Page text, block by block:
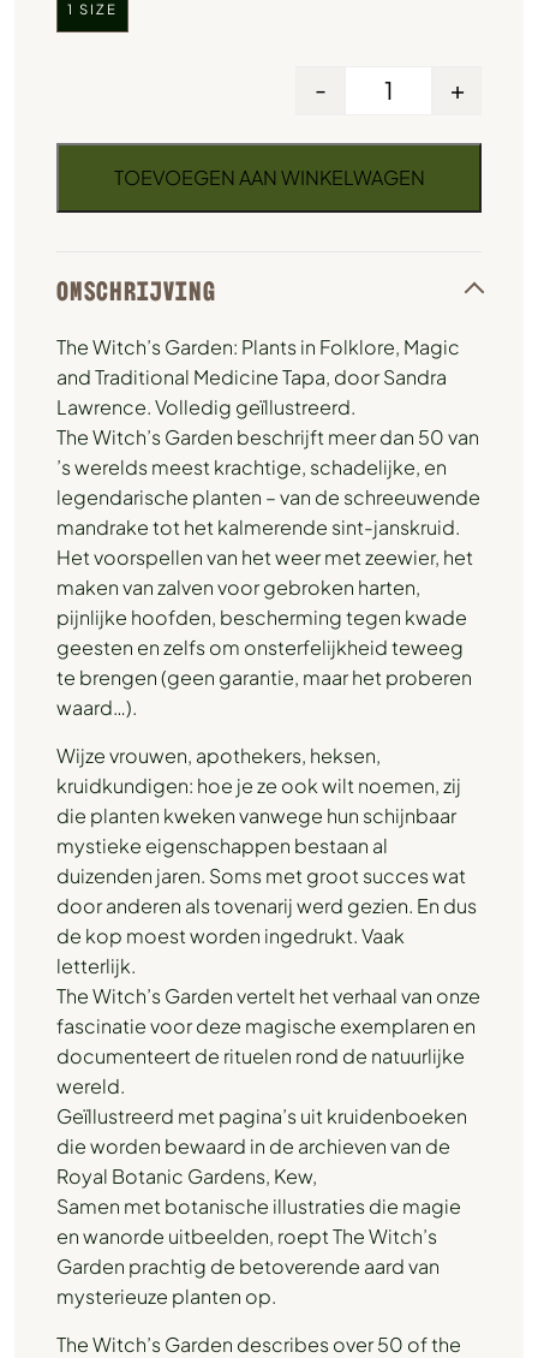
1 SIZE
- +
TOEVOEGEN AAN WINKELWAGEN
OMSCHRIJVING
The Witch’s Garden: Plants in Folklore, Magic
and Traditional Medicine Tapa, door Sandra
Lawrence. Volledig geïllustreerd.
The Witch’s Garden beschrijft meer dan 50 van
’s werelds meest krachtige, schadelijke, en
legendarische planten – van de schreeuwende
mandrake tot het kalmerende sint-janskruid.
Het voorspellen van het weer met zeewier, het
maken van zalven voor gebroken harten,
pijnlijke hoofden, bescherming tegen kwade
geesten en zelfs om onsterfelijkheid teweeg
te brengen (geen garantie, maar het proberen
waard…).
Wijze vrouwen, apothekers, heksen,
kruidkundigen: hoe je ze ook wilt noemen, zij
die planten kweken vanwege hun schijnbaar
mystieke eigenschappen bestaan ​​al
duizenden jaren. Soms met groot succes wat
door anderen als tovenarij werd gezien. En dus
de kop moest worden ingedrukt. Vaak
letterlijk.
The Witch’s Garden vertelt het verhaal van onze
fascinatie voor deze magische exemplaren en
documenteert de rituelen rond de natuurlijke
wereld.
Geïllustreerd met pagina’s uit kruidenboeken
die worden bewaard in de archieven van de
Royal Botanic Gardens, Kew,
Samen met botanische illustraties die magie
en wanorde uitbeelden, roept The Witch’s
Garden prachtig de betoverende aard van
mysterieuze planten op.
The Witch’s Garden describes over 50 of the